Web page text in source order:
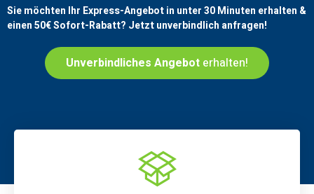
Sie möchten Ihr Express-Angebot in unter 30 Minuten erhalten &
einen50€Sofort-Rabatt? Jetzt unverbindlich anfragen!
Unverbindliches Angebot erhalten!